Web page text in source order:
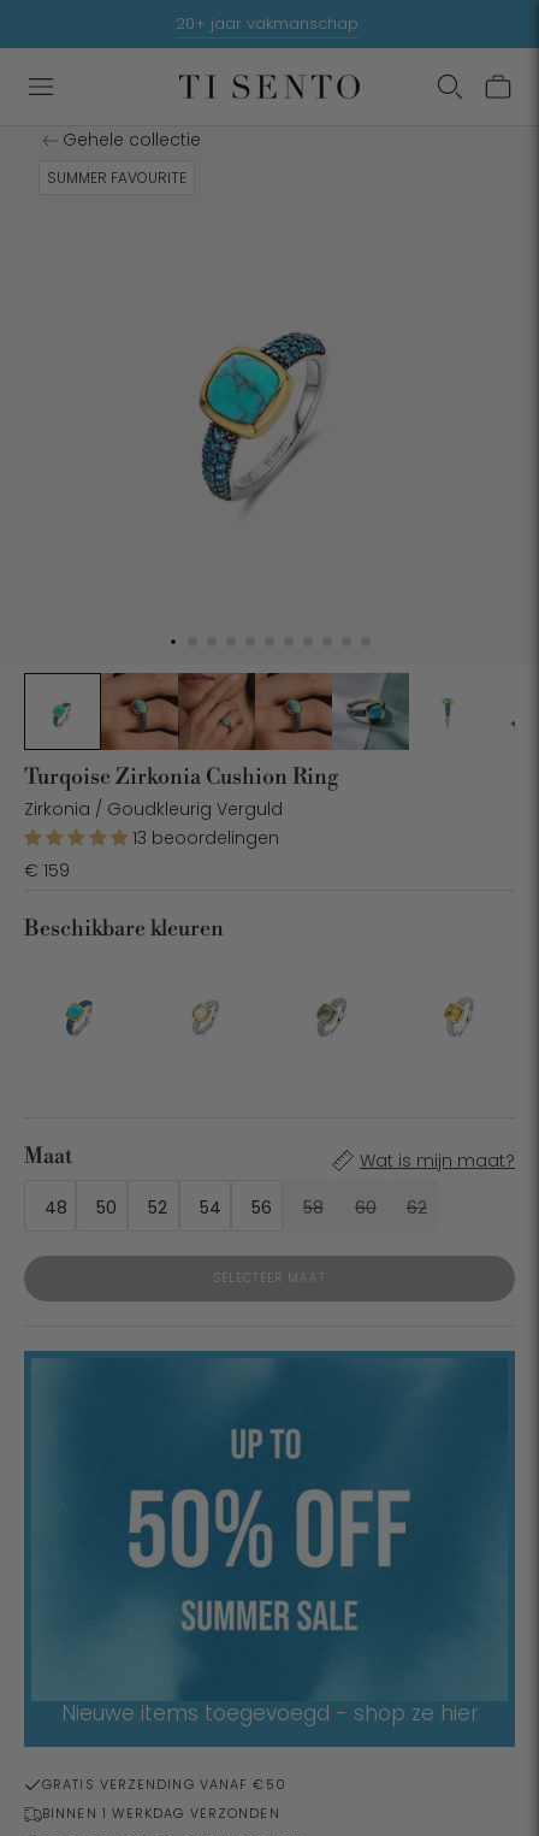
Summer sale up to 50% off - shop hier
20+ jaar vakmanschap
9.3/10 beoordeeld door klanten
Gehele collectie
SUMMER FAVOURITE
Turqoise Zirkonia Cushion Ring
Zirkonia / Goudkleurig Verguld
13 beoordelingen
€ 159
Beschikbare kleuren
Maat
Wat is mijn maat?
48
50 52 54 56 58 60 62
SELECTEER MAAT
Nieuwe items toegevoegd - shop ze hier
GRATIS VERZENDING VANAF €50
BINNEN 1 WERKDAG VERZONDEN